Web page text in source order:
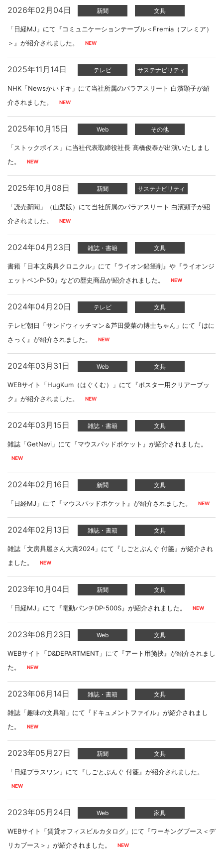
2026年02月04日 新聞 文具
「日経MJ」にて『コミュニケーションテーブル＜Fremia（フレミア）
＞』が紹介されました。
2025年11月14日 テレビ サステナビリティ
NHK「Newsかいドキ」にて当社所属のパラアスリート 白濱顕子が紹
介されました。
2025年10月15日 Web その他
「ストックボイス」に当社代表取締役社長 髙橋俊泰が出演いたしまし
た。
2025年10月08日 新聞 サステナビリティ
「読売新聞」（山梨版）にて当社所属のパラアスリート 白濱顕子が紹
介されました。
2024年04月23日 雑誌・書籍 文具
書籍「日本文房具クロニクル」にて『ライオン鉛筆削』や『ライオンジ
ェットペンP-50』などの歴史商品が紹介されました。
2024年04月20日 テレビ 文具
テレビ朝日「サンドウィッチマン＆芦田愛菜の博士ちゃん」にて『はに
さっく』が紹介されました。
2024年03月31日 Web 文具
WEBサイト「HugKum（はぐくむ）」にて『ポスター用クリアーブッ
ク』が紹介されました。
2024年03月15日 雑誌・書籍 文具
雑誌「GetNavi」にて『マウスパッドポケット』が紹介されました。
2024年02月16日 新聞 文具
「日経MJ」にて『マウスパッドポケット』が紹介されました。
2024年02月13日 雑誌・書籍 文具
雑誌「文房具屋さん大賞2024」にて『しごとぶんぐ 付箋』が紹介され
ました。
2023年10月04日 新聞 文具
「日経MJ」にて『電動パンチDP-500S』が紹介されました。
2023年08月23日 Web 文具
WEBサイト「D&DEPARTMENT」にて『アート用箋挟』が紹介されまし
た。
2023年06月14日 雑誌・書籍 文具
雑誌「趣味の文具箱」にて『ドキュメントファイル』が紹介されまし
た。
2023年05月27日 新聞 文具
「日経プラスワン」にて『しごとぶんぐ 付箋』が紹介されました。
2023年05月24日 Web 家具
WEBサイト「賃貸オフィスビルカタログ」にて『ワーキングブース＜デ
リカブース＞』が紹介されました。